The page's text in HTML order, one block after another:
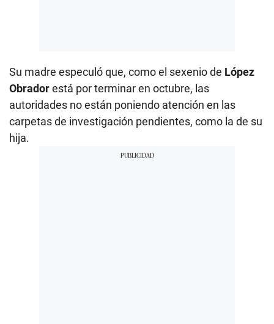
Su madre especuló que, como el sexenio de López
Obradorestá por terminar en octubre, las
autoridades no están poniendo atención en las
carpetas de investigación pendientes, como la de su
hija.